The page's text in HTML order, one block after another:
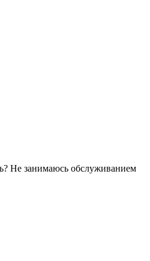
Не занимаюсь обслуживанием